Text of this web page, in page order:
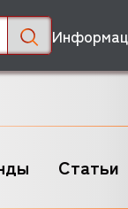
Статьи